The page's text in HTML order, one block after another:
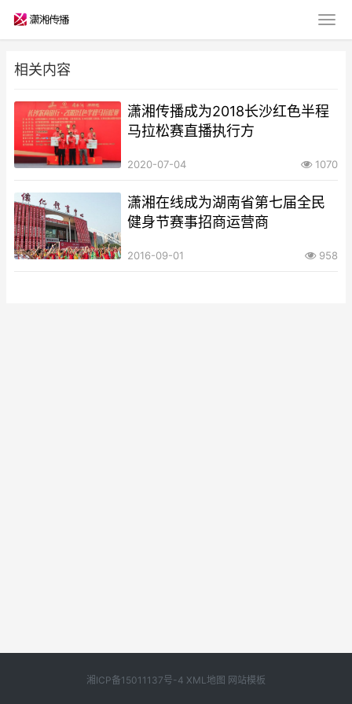
相关内容
潇湘传播成为2018长沙红色半程
马拉松赛直播执行方
2020-07-04 1070
潇湘在线成为湖南省第七届全民
健身节赛事招商运营商
2016-09-01 958
湘ICP备15011137号-4 XML地图 网站模板